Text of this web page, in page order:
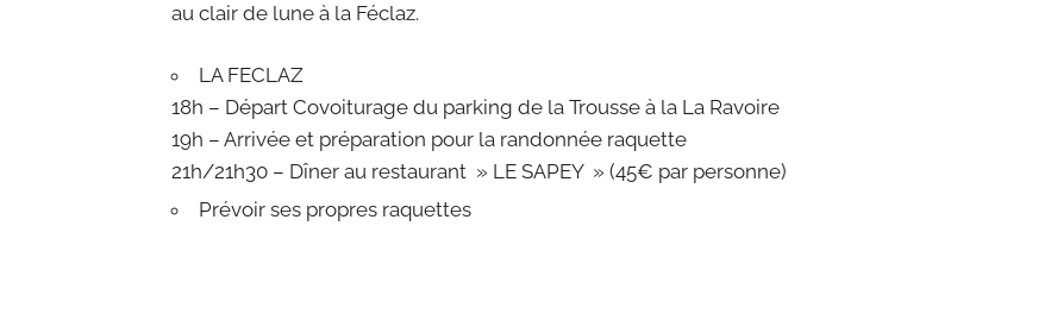
au clair de lune à la Féclaz.
LA FECLAZ
18h – Départ Covoiturage du parking de la Trousse à la La Ravoire
19h – Arrivée et préparation pour la randonnée raquette
21h/21h30 – Dîner au restaurant » LE SAPEY » (45€ par personne)
Prévoir ses propres raquettes